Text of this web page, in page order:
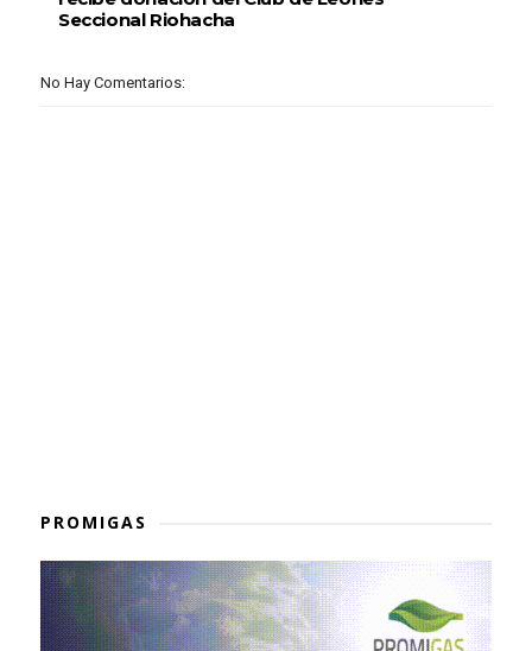
Seccional Riohacha
No Hay Comentarios:
PROMIGAS